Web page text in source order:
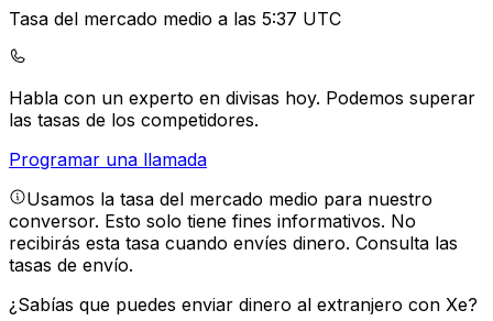
Tasa del mercado medio a las 5:37 UTC
Habla con un experto en divisas hoy. Podemos superar
las tasas de los competidores.
Programar una llamada
Usamos la tasa del mercado medio para nuestro
conversor. Esto solo tiene fines informativos. No
recibirás esta tasa cuando envíes dinero. Consulta las
tasas de envío.
¿Sabías que puedes enviar dinero al extranjero con Xe?